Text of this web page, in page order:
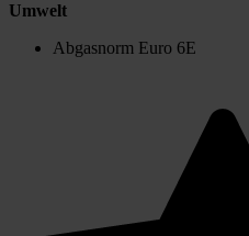
Umwelt
Abgasnorm Euro 6E